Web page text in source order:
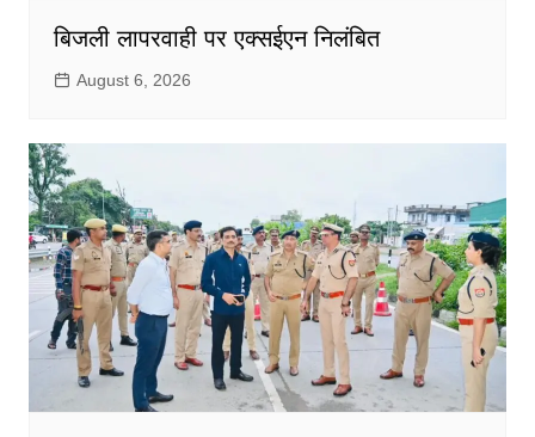
बिजली लापरवाही पर एक्सईएन निलंबित
August 6, 2026